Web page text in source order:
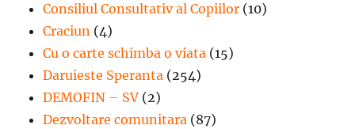
Consiliul Consultativ al Copiilor (10)
Craciun (4)
Cu o carte schimba o viata (15)
Daruieste Speranta (254)
DEMOFIN – SV (2)
Dezvoltare comunitara (87)